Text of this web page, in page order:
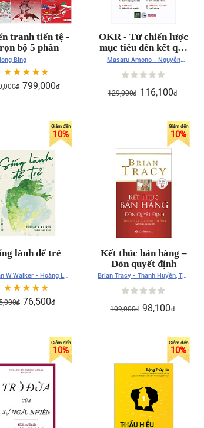
tranh tiến tệ -
bộ 5 phần
Bing
đ 799,000đ
OKR - Từ chiến lược
mục tiêu đến kết quả
then chốt
Masaru Amono - Nguyễn
129,000đ 116,100đ
10%
lành để trẻ
W.Walker - Hoàng Lan
dịch
đ 76,500đ
10%
Kết thúc bán hàng –
Đòn quyết định
Brian Tracy - Thanh Huyền, Thư
109,000đ 98,100đ
10% 10%